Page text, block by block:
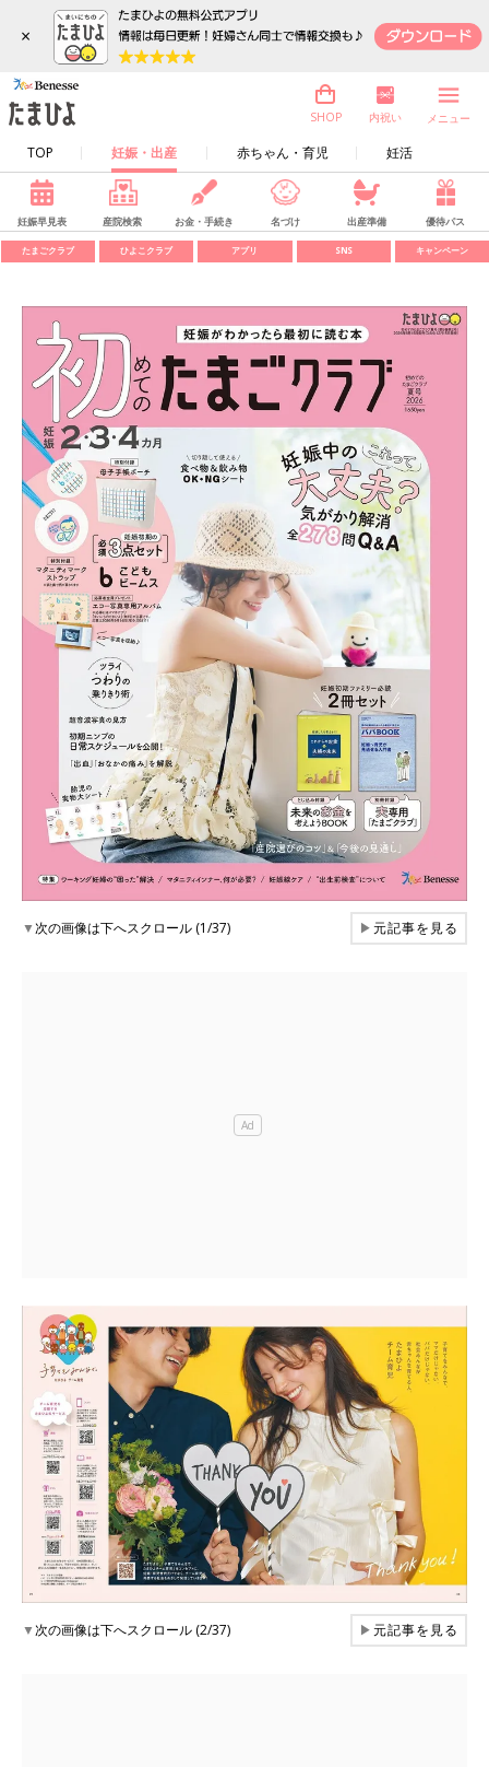
×
TOP 妊娠・出産 赤ちゃん・育児 妊活
SHOP 内祝い メニュー
妊娠早見表 産院検索 お金・手続き 名づけ 出産準備 優待パス
たまごクラブ ひよこクラブ アプリ SNS キャンペーン
▼次の画像は下へスクロール (1/37) ▶元記事を見る
▼次の画像は下へスクロール (2/37) ▶元記事を見る